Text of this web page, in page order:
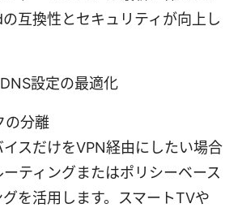
互換性とセキュリティが向上し
設定の最適化
の分離
スだけをVPN経由にしたい場合
ーティングまたはポリシーベース
を活用します。スマートTVや